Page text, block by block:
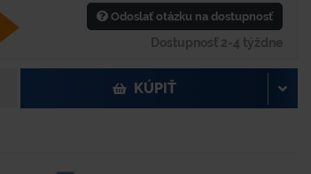
Odoslať otázku na dostupnosť
Dostupnosť 2-4 týždne
KÚPIŤ